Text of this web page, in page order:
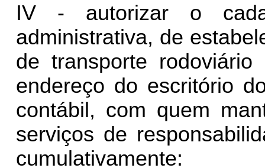
IV - autorizar o
administrativa, de
de transporte
endereço do escritório
contábil, com quem
serviços de
cumulativamente: